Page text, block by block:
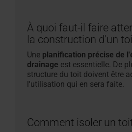
À quoi faut-il faire
la construction d'un
Une planification précise de
drainage est essentielle. De
structure du toit doivent être
l'utilisation qui en sera faite.
Comment isoler un